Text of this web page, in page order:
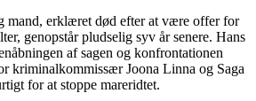
mand, erklæret død efter at være offer for
genopstår pludselig syv år senere. Hans
af sagen og konfrontationen
kriminalkommissær Joona Linna og Saga
for at stoppe mareridtet.